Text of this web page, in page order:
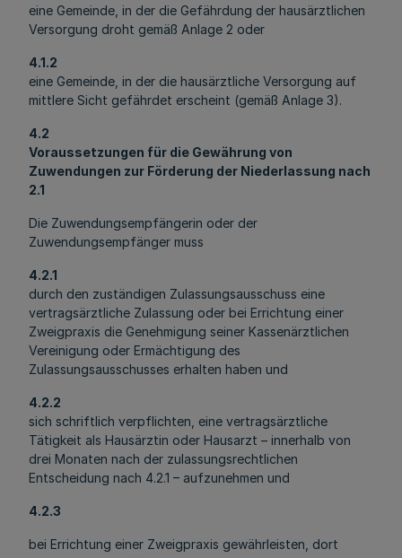
eine Gemeinde, in der die Gefährdung der hausärztlichen
Versorgung droht gemäß Anlage 2 oder
4.1.2
eine Gemeinde, in der die hausärztliche Versorgung auf
mittlere Sicht gefährdet erscheint (gemäß Anlage 3).
4.2
Voraussetzungen für die Gewährung von
Zuwendungen zur Förderung der Niederlassung nach
2.1
Die Zuwendungsempfängerin oder der
Zuwendungsempfänger muss
4.2.1
durch den zuständigen Zulassungsausschuss eine
vertragsärztliche Zulassung oder bei Errichtung einer
Zweigpraxis die Genehmigung seiner Kassenärztlichen
Vereinigung oder Ermächtigung des
Zulassungsausschusses erhalten haben und
4.2.2
sich schriftlich verpflichten, eine vertragsärztliche
Tätigkeit als Hausärztin oder Hausarzt – innerhalb von
drei Monaten nach der zulassungsrechtlichen
Entscheidung nach 4.2.1 – aufzunehmen und
4.2.3
bei Errichtung einer Zweigpraxis gewährleisten, dort